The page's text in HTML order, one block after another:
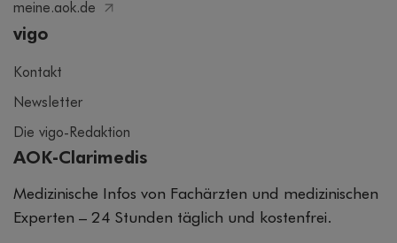
meine.aok.de
vigo
Kontakt
Newsletter
Die vigo-Redaktion
AOK-Clarimedis
Medizinische Infos von Fachärzten und medizinischen
Experten – 24 Stunden täglich und kostenfrei.